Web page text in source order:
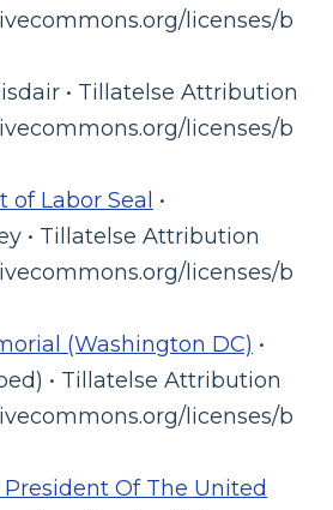
licenses/b
• Tillatelse Attribution
licenses/b
Labor Seal •
• Tillatelse Attribution
licenses/b
(Washington DC) •
• Tillatelse Attribution
licenses/b
President Of The United